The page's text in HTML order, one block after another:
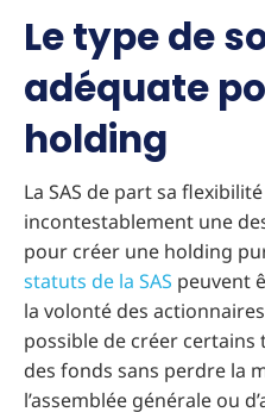
Le type de
adéquate
holding
La SAS de part sa
incontestablement une
pour créer une holding
statuts de la SAS peuvent
la volonté des
possible de créer certains
des fonds sans perdre la
l’assemblée générale ou